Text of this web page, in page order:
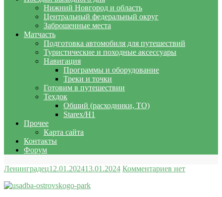
Нижний Новгород и область
Центральный федеральный округ
Заброшенные места
Матчасть
Подготовка автомобиля для путешествий
Туристические и походные аксессуары
Навигация
Программы и оборудование
Треки и точки
Готовим в путешествии
Техдок
Общий (расходники, ТО)
Starex/H1
Прочее
Карта сайта
Контакты
Форум
Ленинградец12.01.202413.01.2024 Комментариев нет